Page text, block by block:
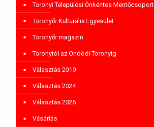
Toronyi Települési Önkéntes Mentőcsoport
Toronyőr Kulturális Egyesület
Toronyőr magazin
Toronytól az Ondódi Toronyig
Választás 2019
Választás 2024
Választás 2026
Vásárlás